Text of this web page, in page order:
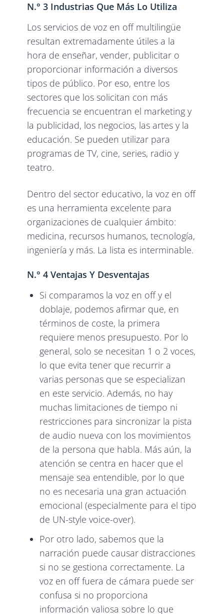
N.° 3 Industrias Que Más Lo Utiliza
Los servicios de voz en off multilingüe
resultan extremadamente útiles a la
hora de enseñar, vender, publicitar o
proporcionar información a diversos
tipos de público. Por eso, entre los
sectores que los solicitan con más
frecuencia se encuentran el marketing y
la publicidad, los negocios, las artes y la
educación. Se pueden utilizar para
programas de TV, cine, series, radio y
teatro.
Dentro del sector educativo, la voz en off
es una herramienta excelente para
organizaciones de cualquier ámbito:
medicina, recursos humanos, tecnología,
ingeniería y más. La lista es interminable.
N.° 4 Ventajas Y Desventajas
Si comparamos la voz en off y el
doblaje, podemos afirmar que, en
términos de coste, la primera
requiere menos presupuesto. Por lo
general, solo se necesitan 1 o 2 voces,
lo que evita tener que recurrir a
varias personas que se especializan
en este servicio. Además, no hay
muchas limitaciones de tiempo ni
restricciones para sincronizar la pista
de audio nueva con los movimientos
de la persona que habla. Más aún, la
atención se centra en hacer que el
mensaje sea entendible, por lo que
no es necesaria una gran actuación
emocional (especialmente para el tipo
de UN-style voice-over).
Por otro lado, sabemos que la
narración puede causar distracciones
si no se gestiona correctamente. La
voz en off fuera de cámara puede ser
confusa si no proporciona
información valiosa sobre lo que